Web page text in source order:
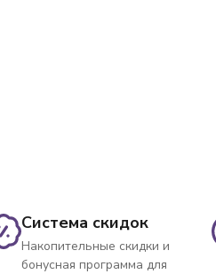
Система скидок
Накопительные скидки и
бонусная программа для